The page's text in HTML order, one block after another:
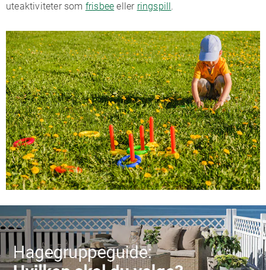
uteaktiviteter som frisbee eller ringspill .